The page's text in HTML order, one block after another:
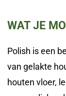
WAT JE
Polish is een
van gelakte
houten vloer,